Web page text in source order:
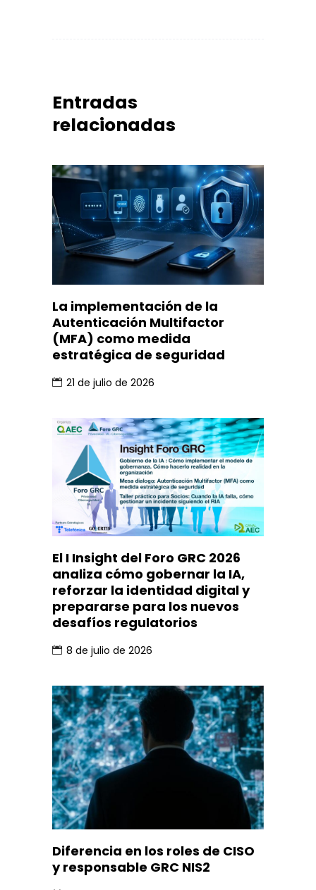
Entradas
relacionadas
La implementación de la
Autenticación Multifactor
(MFA) como medida
estratégica de seguridad
21 de julio de 2026
El I Insight del Foro GRC 2026
analiza cómo gobernar la IA,
reforzar la identidad digital y
prepararse para los nuevos
desafíos regulatorios
8 de julio de 2026
Diferencia en los roles de CISO
y responsable GRC NIS2